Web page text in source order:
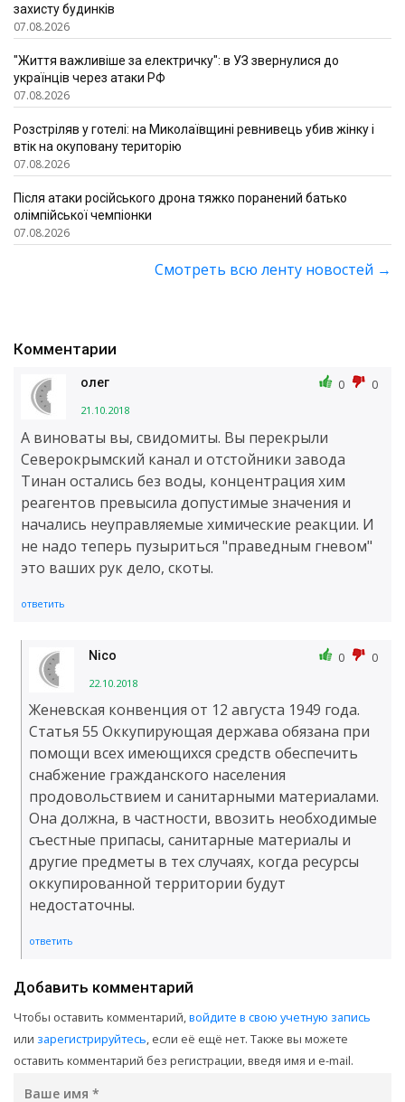
захисту будинків
07.08.2026
"Життя важливіше за електричку": в УЗ звернулися до
українців через атаки РФ
07.08.2026
Розстріляв у готелі: на Миколаївщині ревнивець убив жінку і
втік на окуповану територію
07.08.2026
Після атаки російського дрона тяжко поранений батько
олімпійської чемпіонки
07.08.2026
Смотреть всю ленту новостей →
Комментарии
олег
21.10.2018
0 0
А виноваты вы, свидомиты. Вы перекрыли
Северокрымский канал и отстойники завода
Тинан остались без воды, концентрация хим
реагентов превысила допустимые значения и
начались неуправляемые химические реакции. И
не надо теперь пузыриться "праведным гневом"
это ваших рук дело, скоты.
ответить
Nico
22.10.2018
0 0
Женевская конвенция от 12 августа 1949 года.
Статья 55 Оккупирующая держава обязана при
помощи всех имеющихся средств обеспечить
снабжение гражданского населения
продовольствием и санитарными материалами.
Она должна, в частности, ввозить необходимые
съестные припасы, санитарные материалы и
другие предметы в тех случаях, когда ресурсы
оккупированной территории будут
недостаточны.
ответить
Добавить комментарий
Чтобы оставить комментарий,войдите в свою учетную запись
или зарегистрируйтесь, если её ещё нет. Также вы можете
оставить комментарий без регистрации, введя имя и e-mail.